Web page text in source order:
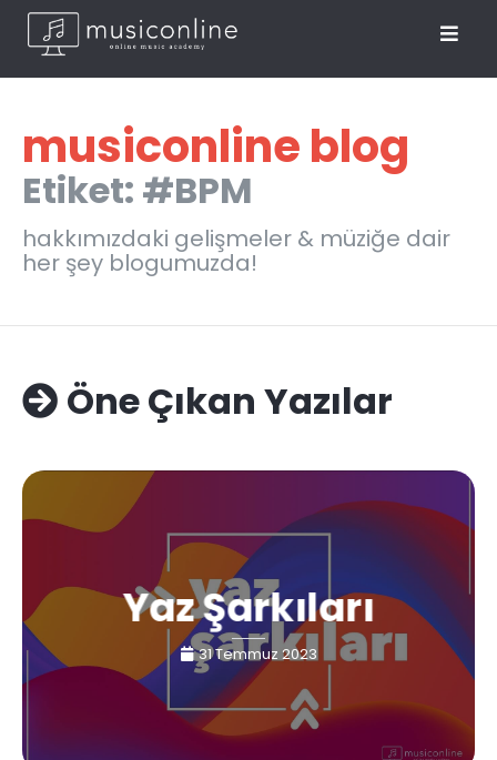
musiconline blog
Etiket: #BPM
hakkımızdaki gelişmeler & müziğe dair
her şey blogumuzda!
Öne Çıkan Yazılar
Yaz Şarkıları
31 Temmuz 2023